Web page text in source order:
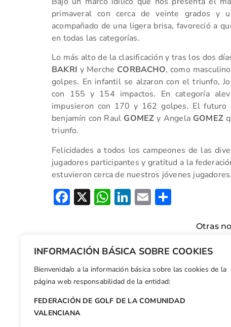
INFORMACIÓN BÁSICA SOBRE COOKIES
Bienvenida/o a la información básica sobre las cookies de la
página web responsabilidad de la entidad:
FEDERACIÓN DE GOLF DE LA COMUNIDAD
VALENCIANA
primaveral con cerca de veinte grados y
acompañado de una ligera brisa, favoreció a
en todas las categorías.
Lo más alto de la clasificación y tras los dos
BAKRI y Merche CORBACHO, como
golpes. En infantil se alzaron con el triunfo,
con 155 y 154 impactos. En categoría
impusieron con 170 y 162 golpes. El
benjamín con Raul GOMEZ y Angela GOMEZ
triunfo.
Felicidades a todos los campeones de las
jugadores participantes y gratitud a la
estuvieron cerca de nuestros jóvenes jugadores.
Facebook
X WhatsApp
LinkedIn
Email
Otras